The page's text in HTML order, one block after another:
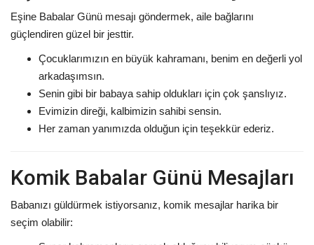
Eşine Babalar Günü mesajı göndermek, aile bağlarını
güçlendiren güzel bir jesttir.
Çocuklarımızın en büyük kahramanı, benim en değerli yol
arkadaşımsın.
Senin gibi bir babaya sahip oldukları için çok şanslıyız.
Evimizin direği, kalbimizin sahibi sensin.
Her zaman yanımızda olduğun için teşekkür ederiz.
Komik Babalar Günü Mesajları
Babanızı güldürmek istiyorsanız, komik mesajlar harika bir
seçim olabilir: